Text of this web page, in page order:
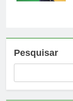
Pesquisar